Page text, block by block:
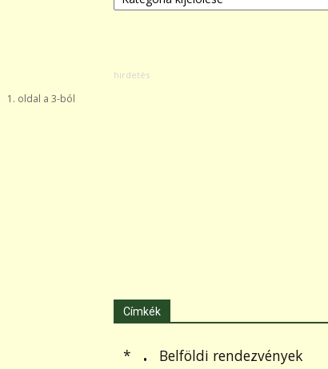
1. oldal a 3-ból
Címkék
* . Belföldi rendezvények